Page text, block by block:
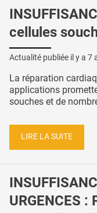
cellules
Actualité publiée il y a 7
La réparation
applications
souches et de
LIRE LA SUITE
URGENCES